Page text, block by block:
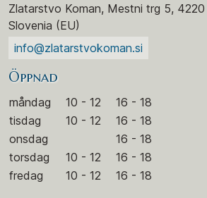
Zlatarstvo Koman, Mestni trg 5,
Slovenia (EU)
info@zlatarstvokoman.si
Öppnad
måndag 10 - 12
16 - 18
tisdag
10 - 12
16 - 18
onsdag
16 - 18
torsdag
10 - 12
16 - 18
fredag
10 - 12 16 - 18